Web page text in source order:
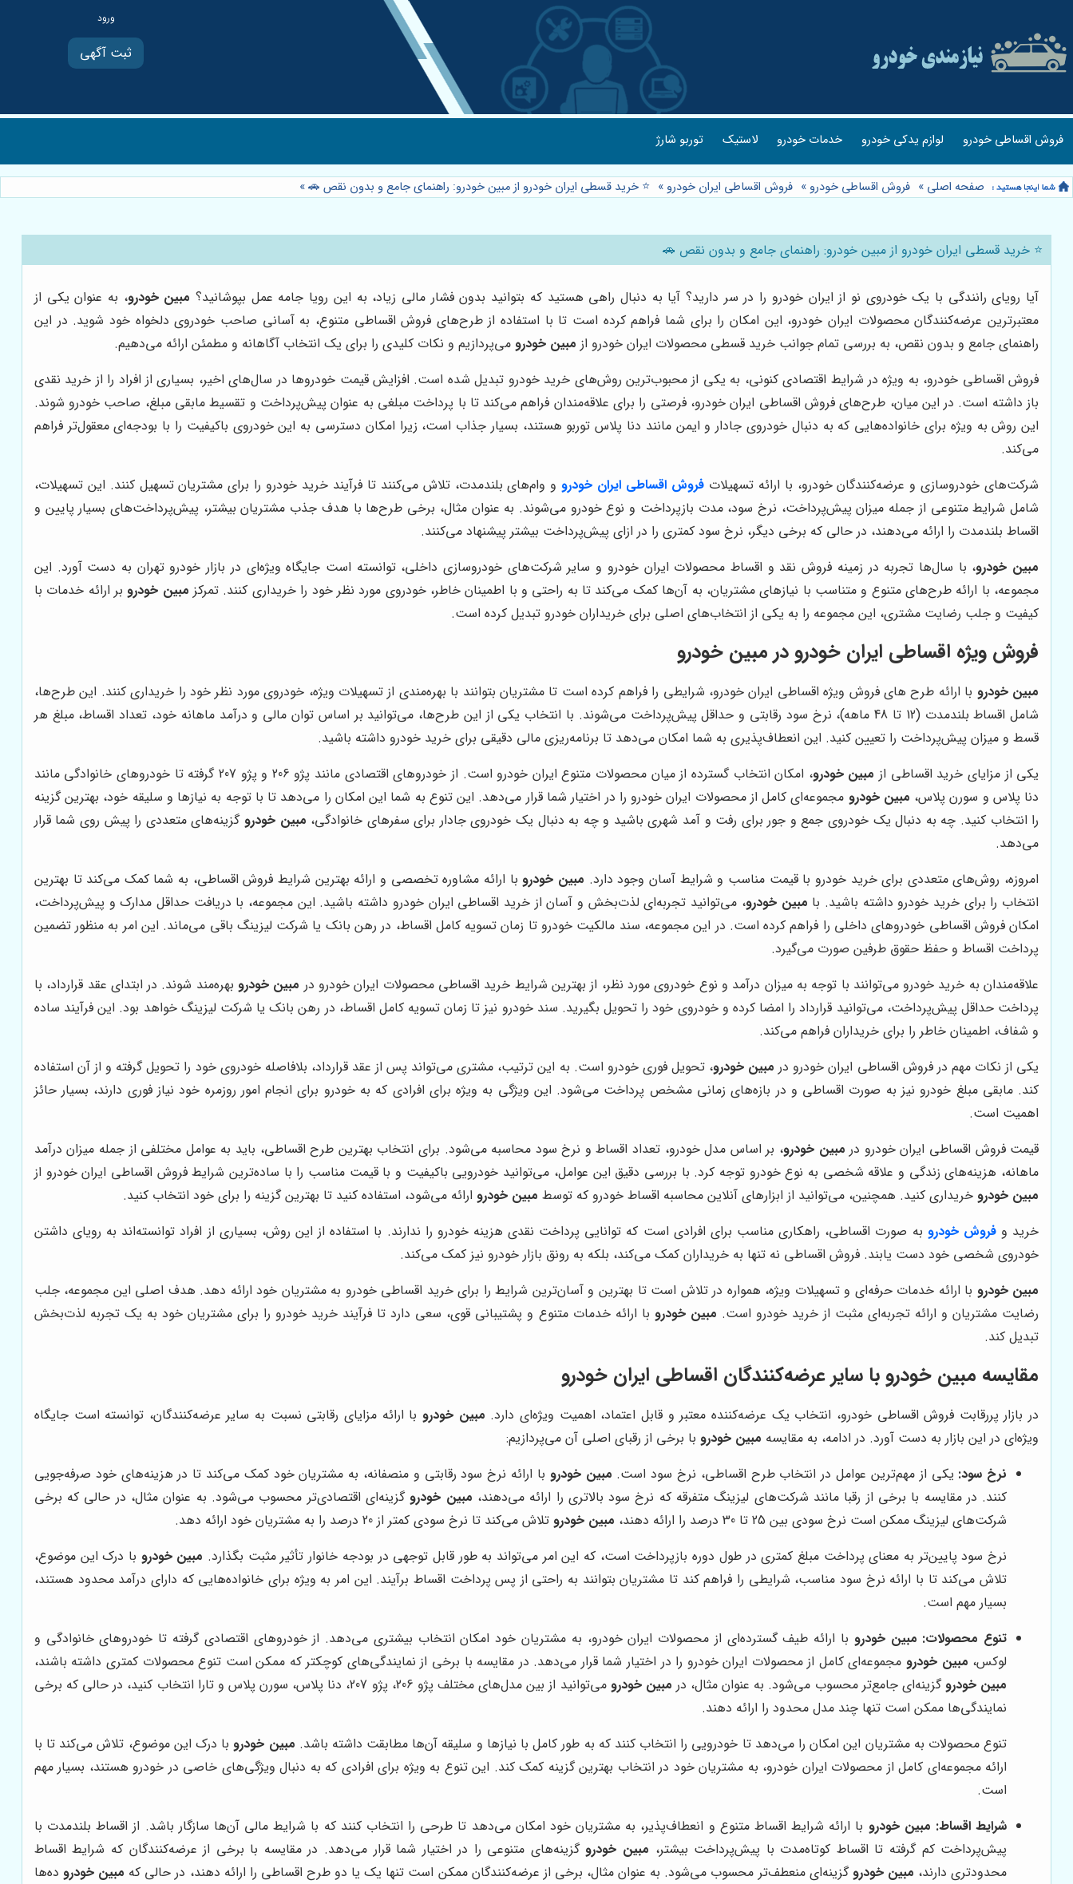
ثبت آگهی
فروش اقساطی خودرو لوازم یدکی خودرو خدمات خودرو لاستیک توربو شارژ
صفحه اصلی » فروش اقساطی خودرو » فروش اقساطی ایران خودرو » ⭐️ خرید قسطی ایران خودرو از مبین خودرو: راهنمای جامع و بدون نقص 🚗»
⭐️ خرید قسطی ایران خودرو از مبین خودرو: راهنمای جامع و بدون نقص 🚗
آیا رویای رانندگی با یک خودروی نو از ایران خودرو را در سر دارید؟ آیا به دنبال راهی هستید که بتوانید بدون فشار مالی زیاد، به این رویا جامه عمل بپوشانید؟ مبین خودرو، به عنوان یکی از
معتبرترین عرضه‌کنندگان محصولات ایران خودرو، این امکان را برای شما فراهم کرده است تا با استفاده از طرح‌های فروش اقساطی متنوع، به آسانی صاحب خودروی دلخواه خود شوید. در این
راهنمای جامع و بدون نقص، به بررسی تمام جوانب خرید قسطی محصولات ایران خودرو از مبین خودرومی‌پردازیم و نکات کلیدی را برای یک انتخاب آگاهانه و مطمئن ارائه می‌دهیم.
فروش اقساطی خودرو، به ویژه در شرایط اقتصادی کنونی، به یکی از محبوب‌ترین روش‌های خرید خودرو تبدیل شده است. افزایش قیمت خودروها در سال‌های اخیر، بسیاری از افراد را از خرید نقدی
باز داشته است. در این میان، طرح‌های فروش اقساطی ایران خودرو، فرصتی را برای علاقه‌مندان فراهم می‌کند تا با پرداخت مبلغی به عنوان پیش‌پرداخت و تقسیط مابقی مبلغ، صاحب خودرو شوند.
این روش به ویژه برای خانواده‌هایی که به دنبال خودروی جادار و ایمن مانند دنا پلاس توربو هستند، بسیار جذاب است، زیرا امکان دسترسی به این خودروی باکیفیت را با بودجه‌ای معقول‌تر فراهم
می‌کند.
شرکت‌های خودروسازی و عرضه‌کنندگان خودرو، با ارائه تسهیلاتفروش اقساطی ایران خودروو وام‌های بلندمدت، تلاش می‌کنند تا فرآیند خرید خودرو را برای مشتریان تسهیل کنند. این تسهیلات،
شامل شرایط متنوعی از جمله میزان پیش‌پرداخت، نرخ سود، مدت بازپرداخت و نوع خودرو می‌شوند. به عنوان مثال، برخی طرح‌ها با هدف جذب مشتریان بیشتر، پیش‌پرداخت‌های بسیار پایین و
اقساط بلندمدت را ارائه می‌دهند، در حالی که برخی دیگر، نرخ سود کمتری را در ازای پیش‌پرداخت بیشتر پیشنهاد می‌کنند.
مبین خودرو، با سال‌ها تجربه در زمینه فروش نقد و اقساط محصولات ایران خودرو و سایر شرکت‌های خودروسازی داخلی، توانسته است جایگاه ویژه‌ای در بازار خودرو تهران به دست آورد. این
مجموعه، با ارائه طرح‌های متنوع و متناسب با نیازهای مشتریان، به آن‌ها کمک می‌کند تا به راحتی و با اطمینان خاطر، خودروی مورد نظر خود را خریداری کنند. تمرکز مبین خودروبر ارائه خدمات با
کیفیت و جلب رضایت مشتری، این مجموعه را به یکی از انتخاب‌های اصلی برای خریداران خودرو تبدیل کرده است.
فروش ویژه اقساطی ایران خودرو در مبین خودرو
مبین خودرو با ارائه طرح های فروش ویژه اقساطی ایران خودرو، شرایطی را فراهم کرده است تا مشتریان بتوانند با بهره‌مندی از تسهیلات ویژه، خودروی مورد نظر خود را خریداری کنند. این طرح‌ها،
شامل اقساط بلندمدت (12 تا 48 ماهه)، نرخ سود رقابتی و حداقل پیش‌پرداخت می‌شوند. با انتخاب یکی از این طرح‌ها، می‌توانید بر اساس توان مالی و درآمد ماهانه خود، تعداد اقساط، مبلغ هر
قسط و میزان پیش‌پرداخت را تعیین کنید. این انعطاف‌پذیری به شما امکان می‌دهد تا برنامه‌ریزی مالی دقیقی برای خرید خودرو داشته باشید.
یکی از مزایای خرید اقساطی از مبین خودرو
، امکان انتخاب گسترده از میان محصولات متنوع ایران خودرو است. از خودروهای اقتصادی مانند پژو 206 و پژو 207 گرفته تا خودروهای خانوادگی مانند
دنا پلاس و سورن پلاس، مبین خودرو مجموعه‌ای کامل از محصولات ایران خودرو را در اختیار شما قرار می‌دهد. این تنوع به شما این امکان را می‌دهد تا با توجه به نیازها و سلیقه خود، بهترین گزینه
را انتخاب کنید. چه به دنبال یک خودروی جمع و جور برای رفت و آمد شهری باشید و چه به دنبال یک خودروی جادار برای سفرهای خانوادگی، مبین خودرو گزینه‌های متعددی را پیش روی شما قرار
می‌دهد.
امروزه، روش‌های متعددی برای خرید خودرو با قیمت مناسب و شرایط آسان وجود دارد. مبین خودرو با ارائه مشاوره تخصصی و ارائه بهترین شرایط فروش اقساطی، به شما کمک می‌کند تا بهترین
انتخاب را برای خرید خودرو داشته باشید. با مبین خودرو، می‌توانید تجربه‌ای لذت‌بخش و آسان از خرید اقساطی ایران خودرو داشته باشید. این مجموعه، با دریافت حداقل مدارک و پیش‌پرداخت،
امکان فروش اقساطی خودروهای داخلی را فراهم کرده است. در این مجموعه، سند مالکیت خودرو تا زمان تسویه کامل اقساط، در رهن بانک یا شرکت لیزینگ باقی می‌ماند. این امر به منظور تضمین
پرداخت اقساط و حفظ حقوق طرفین صورت می‌گیرد.
علاقه‌مندان به خرید خودرو می‌توانند با توجه به میزان درآمد و نوع خودروی مورد نظر، از بهترین شرایط خرید اقساطی محصولات ایران خودرو در مبین خودرو بهره‌مند شوند. در ابتدای عقد قرارداد، با
پرداخت حداقل پیش‌پرداخت، می‌توانید قرارداد را امضا کرده و خودروی خود را تحویل بگیرید. سند خودرو نیز تا زمان تسویه کامل اقساط، در رهن بانک یا شرکت لیزینگ خواهد بود. این فرآیند ساده
و شفاف، اطمینان خاطر را برای خریداران فراهم می‌کند.
یکی از نکات مهم در فروش اقساطی ایران خودرو در مبین خودرو، تحویل فوری خودرو است. به این ترتیب، مشتری می‌تواند پس از عقد قرارداد، بلافاصله خودروی خود را تحویل گرفته و از آن استفاده
کند. مابقی مبلغ خودرو نیز به صورت اقساطی و در بازه‌های زمانی مشخص پرداخت می‌شود. این ویژگی به ویژه برای افرادی که به خودرو برای انجام امور روزمره خود نیاز فوری دارند، بسیار حائز
اهمیت است.
قیمت فروش اقساطی ایران خودرو در مبین خودرو، بر اساس مدل خودرو، تعداد اقساط و نرخ سود محاسبه می‌شود. برای انتخاب بهترین طرح اقساطی، باید به عوامل مختلفی از جمله میزان درآمد
ماهانه، هزینه‌های زندگی و علاقه شخصی به نوع خودرو توجه کرد. با بررسی دقیق این عوامل، می‌توانید خودرویی باکیفیت و با قیمت مناسب را با ساده‌ترین شرایط فروش اقساطی ایران خودرو از
مبین خودرو خریداری کنید. همچنین، می‌توانید از ابزارهای آنلاین محاسبه اقساط خودرو که توسط مبین خودرو ارائه می‌شود، استفاده کنید تا بهترین گزینه را برای خود انتخاب کنید.
خرید وفروش خودرو به صورت اقساطی، راهکاری مناسب برای افرادی است که توانایی پرداخت نقدی هزینه خودرو را ندارند. با استفاده از این روش، بسیاری از افراد توانسته‌اند به رویای داشتن
خودروی شخصی خود دست یابند. فروش اقساطی نه تنها به خریداران کمک می‌کند، بلکه به رونق بازار خودرو نیز کمک می‌کند.
مبین خودرو با ارائه خدمات حرفه‌ای و تسهیلات ویژه، همواره در تلاش است تا بهترین و آسان‌ترین شرایط را برای خرید اقساطی خودرو به مشتریان خود ارائه دهد. هدف اصلی این مجموعه، جلب
رضایت مشتریان و ارائه تجربه‌ای مثبت از خرید خودرو است. مبین خودرو با ارائه خدمات متنوع و پشتیبانی قوی، سعی دارد تا فرآیند خرید خودرو را برای مشتریان خود به یک تجربه لذت‌بخش
تبدیل کند.
مقایسه مبین خودرو با سایر عرضه‌کنندگان اقساطی ایران خودرو
در بازار پررقابت فروش اقساطی خودرو، انتخاب یک عرضه‌کننده معتبر و قابل اعتماد، اهمیت ویژه‌ای دارد. مبین خودرو با ارائه مزایای رقابتی نسبت به سایر عرضه‌کنندگان، توانسته است جایگاه
ویژه‌ای در این بازار به دست آورد. در ادامه، به مقایسه مبین خودرو با برخی از رقبای اصلی آن می‌پردازیم:
نرخ سود: یکی از مهم‌ترین عوامل در انتخاب طرح اقساطی، نرخ سود است. مبین خودرو با ارائه نرخ سود رقابتی و منصفانه، به مشتریان خود کمک می‌کند تا در هزینه‌های خود صرفه‌جویی
کنند. در مقایسه با برخی از رقبا مانند شرکت‌های لیزینگ متفرقه که نرخ سود بالاتری را ارائه می‌دهند، مبین خودرو گزینه‌ای اقتصادی‌تر محسوب می‌شود. به عنوان مثال، در حالی که برخی
شرکت‌های لیزینگ ممکن است نرخ سودی بین 25 تا 30 درصد را ارائه دهند،
مبین خودرو تلاش می‌کند تا نرخ سودی کمتر از 20 درصد را به مشتریان خود ارائه دهد.
نرخ سود پایین‌تر به معنای پرداخت مبلغ کمتری در طول دوره بازپرداخت است، که این امر می‌تواند به طور قابل توجهی در بودجه خانوار تأثیر مثبت بگذارد. مبین خودرو با درک این موضوع،
تلاش می‌کند تا با ارائه نرخ سود مناسب، شرایطی را فراهم کند تا مشتریان بتوانند به راحتی از پس پرداخت اقساط برآیند. این امر به ویژه برای خانواده‌هایی که دارای درآمد محدود هستند،
بسیار مهم است.
تنوع محصولات: مبین خودرو با ارائه طیف گسترده‌ای از محصولات ایران خودرو، به مشتریان خود امکان انتخاب بیشتری می‌دهد. از خودروهای اقتصادی گرفته تا خودروهای خانوادگی و
لوکس، مبین خودرو مجموعه‌ای کامل از محصولات ایران خودرو را در اختیار شما قرار می‌دهد. در مقایسه با برخی از نمایندگی‌های کوچکتر که ممکن است تنوع محصولات کمتری داشته باشند،
مبین خودرو گزینه‌ای جامع‌تر محسوب می‌شود. به عنوان مثال، در مبین خودرو
می‌توانید از بین مدل‌های مختلف پژو 206، پژو 207، دنا پلاس، سورن پلاس و تارا انتخاب کنید، در حالی که برخی
نمایندگی‌ها ممکن است تنها چند مدل محدود را ارائه دهند.
تنوع محصولات به مشتریان این امکان را می‌دهد تا خودرویی را انتخاب کنند که به طور کامل با نیازها و سلیقه آن‌ها مطابقت داشته باشد. مبین خودرو با درک این موضوع، تلاش می‌کند تا با
ارائه مجموعه‌ای کامل از محصولات ایران خودرو، به مشتریان خود در انتخاب بهترین گزینه کمک کند. این تنوع به ویژه برای افرادی که به دنبال ویژگی‌های خاصی در خودرو هستند، بسیار مهم
است.
شرایط اقساط: مبین خودرو با ارائه شرایط اقساط متنوع و انعطاف‌پذیر، به مشتریان خود امکان می‌دهد تا طرحی را انتخاب کنند که با شرایط مالی آن‌ها سازگار باشد. از اقساط بلندمدت با
پیش‌پرداخت کم گرفته تا اقساط کوتاه‌مدت با پیش‌پرداخت بیشتر، مبین خودرو گزینه‌های متنوعی را در اختیار شما قرار می‌دهد. در مقایسه با برخی از عرضه‌کنندگان که شرایط اقساط
محدودتری دارند، مبین خودرو گزینه‌ای منعطف‌تر محسوب می‌شود. به عنوان مثال، برخی از عرضه‌کنندگان ممکن است تنها یک یا دو طرح اقساطی را ارائه دهند، در حالی که مبین خودرو ده‌ها